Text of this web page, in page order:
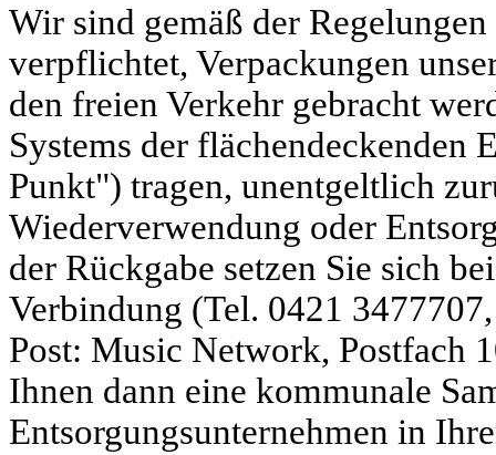
Wir sind gemäß der
verpflichtet, Verpackungen
den freien Verkehr gebracht
Systems der flächendeckenden
Punkt") tragen, unentgeltlich
Wiederverwendung oder
der Rückgabe setzen Sie sich
Verbindung (Tel. 0421 3477707
Post: Music Network, Postfach
Ihnen dann eine kommunale
Entsorgungsunternehmen in